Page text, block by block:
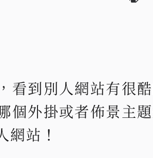
看到別人網站有很
個外掛或者佈景主
站！